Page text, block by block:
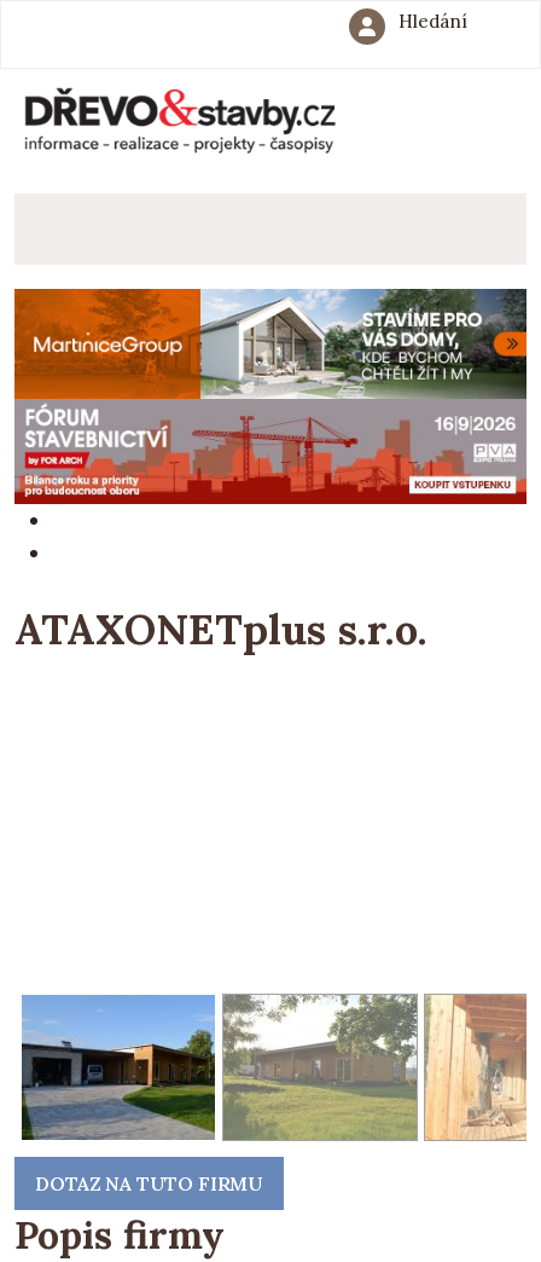
Hledání
ATAXONETplus s.r.o.
DOTAZ NA TUTO FIRMU
Popis firmy